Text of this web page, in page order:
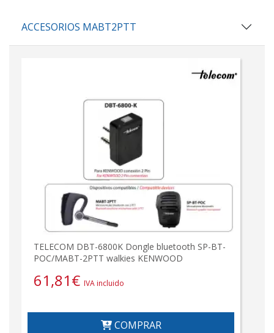
ACCESORIOS MABT2PTT
TELECOM DBT-6800K Dongle bluetooth SP-BT-
POC/MABT-2PTT walkies KENWOOD
61,81€ IVA incluido
COMPRAR